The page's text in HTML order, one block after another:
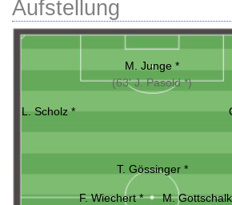
Aufstellung
M. Junge *
(63' J. Pasold *)
L. Scholz *
T. Gössinger *
F. Wiechert *
M.